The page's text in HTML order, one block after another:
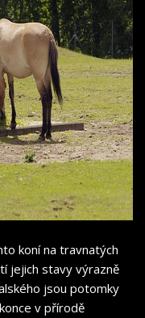
koní na travnatých
jejich stavy výrazně
jsou potomky
v přírodě